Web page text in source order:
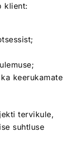
klient:
keerukamate
tervikule,
suhtluse